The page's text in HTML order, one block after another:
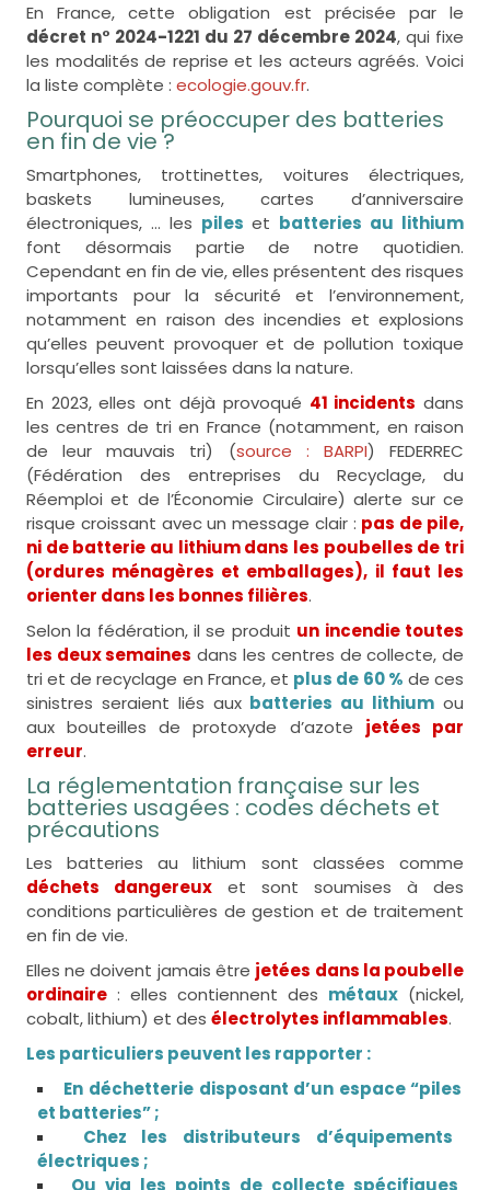
En France, cette obligation est précisée par le
décret n° 2024-1221 du 27 décembre 2024, qui fixe
les modalités de reprise et les acteurs agréés. Voici
la liste complète : ecologie.gouv.fr.
Pourquoi se préoccuper des batteries
en fin de vie ?
Smartphones, trottinettes, voitures électriques,
baskets lumineuses, cartes d’anniversaire
électroniques, … les piles et batteries au lithium
font désormais partie de notre quotidien.
Cependant en fin de vie, elles présentent des risques
importants pour la sécurité et l’environnement,
notamment en raison des incendies et explosions
qu’elles peuvent provoquer et de pollution toxique
lorsqu’elles sont laissées dans la nature.
En 2023, elles ont déjà provoqué 41 incidents dans
les centres de tri en France (notamment, en raison
de leur mauvais tri) (source : BARPI) FEDERREC
(Fédération des entreprises du Recyclage, du
Réemploi et de l’Économie Circulaire) alerte sur ce
risque croissant avec un message clair : pas de pile,
ni de batterie au lithium dans les poubelles de tri
(ordures ménagères et emballages), il faut les
orienter dans les bonnes filières.
Selon la fédération, il se produit un incendie toutes
les deux semaines dans les centres de collecte, de
tri et de recyclage en France, et plus de 60 % de ces
sinistres seraient liés aux batteries au lithium ou
aux bouteilles de protoxyde d’azote jetées par
erreur.
La réglementation française sur les
batteries usagées : codes déchets et
précautions
Les batteries au lithium sont classées comme
déchets dangereuxet sont soumises à des
conditions particulières de gestion et de traitement
en fin de vie.
Elles ne doivent jamais être jetées dans la poubelle
ordinaire: elles contiennent des métaux (nickel,
cobalt, lithium) et des électrolytes inflammables.
Les particuliers peuvent les rapporter :
En déchetterie disposant d’un espace “piles
et batteries” ;
Chez les distributeurs d’équipements
électriques ;
Ou via les points de collecte spécifiques